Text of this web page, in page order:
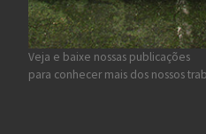
Veja e baixe nossas publicações
para conhecer mais dos nossos